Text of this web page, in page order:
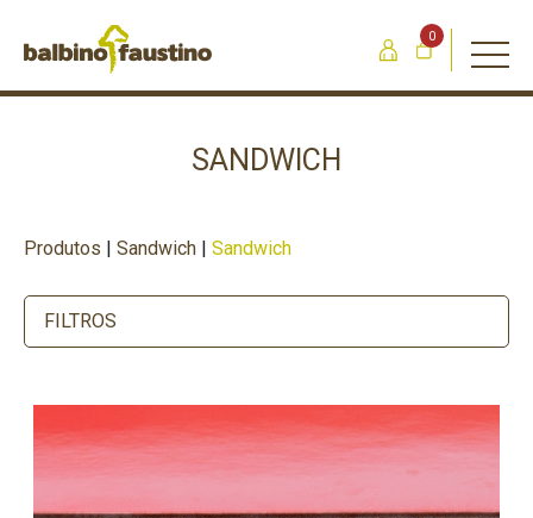
0
SANDWICH
Produtos | Sandwich | Sandwich
FILTROS